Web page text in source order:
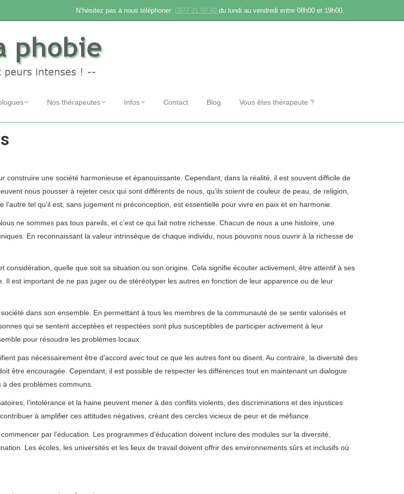
N’hésitez pas à nous téléphoner: 0977 21 50 60 du lundi au vendredi entre 08h00 et 19h00.
Nos thérapeutes Infos Contact Blog Vous êtes thérapeute ?
construire une société harmonieuse et épanouissante. Cependant, dans la réalité, il est souvent difficile de
nous pousser à rejeter ceux qui sont différents de nous, qu’ils soient de couleur de peau, de religion,
l’autre tel qu’il est, sans jugement ni préconception, est essentielle pour vivre en paix et en harmonie.
ne sommes pas tous pareils, et c’est ce qui fait notre richesse. Chacun de nous a une histoire, une
En reconnaissant la valeur intrinsèque de chaque individu, nous pouvons nous ouvrir à la richesse de
quelle que soit sa situation ou son origine. Cela signifie écouter activement, être attentif à ses
Il est important de ne pas juger ou de stéréotyper les autres en fonction de leur apparence ou de leur
dans son ensemble. En permettant à tous les membres de la communauté de se sentir valorisés et
qui se sentent acceptées et respectées sont plus susceptibles de participer activement à leur
pour résoudre les problèmes locaux.
pas nécessairement être d’accord avec tout ce que les autres font ou disent. Au contraire, la diversité des
être encouragée. Cependant, il est possible de respecter les différences tout en maintenant un dialogue
des problèmes communs.
l’intolérance et la haine peuvent mener à des conflits violents, des discriminations et des injustices
à amplifier ces attitudes négatives, créant des cercles vicieux de peur et de méfiance.
par l’éducation. Les programmes d’éducation doivent inclure des modules sur la diversité,
Les écoles, les universités et les lieux de travail doivent offrir des environnements sûrs et inclusifs où